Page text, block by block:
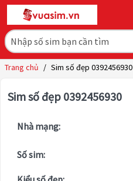
Trang chủ / Sim số đẹp 0392456930
Sim số đẹp 0392456930
Nhà mạng:
Số sim: